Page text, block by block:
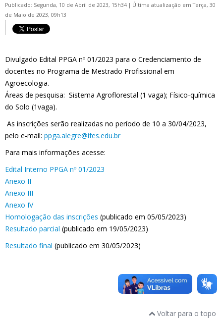
Publicado: Segunda, 10 de Abril de 2023, 15h34 | Última atualização em Terça, 30
de Maio de 2023, 09h13
Divulgado Edital PPGA nº 01/2023 para o Credenciamento de
docentes no Programa de Mestrado Profissional em
Agroecologia.
Áreas de pesquisa: Sistema Agroflorestal (1 vaga); Físico-química
do Solo (1vaga).
As inscrições serão realizadas no período de 10 a 30/04/2023,
pelo e-mail: ppga.alegre@ifes.edu.br
Para mais informações acesse:
Edital Interno PPGA nº 01/2023
Anexo II
Anexo III
Anexo IV
Homologação das inscrições (publicado em 05/05/2023)
Resultado parcial (publicado em 19/05/2023)
Resultado final (publicado em 30/05/2023)
Voltar para o topo